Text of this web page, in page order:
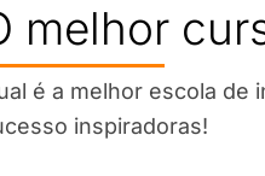
melhor
é a melhor escola de
inspiradoras!